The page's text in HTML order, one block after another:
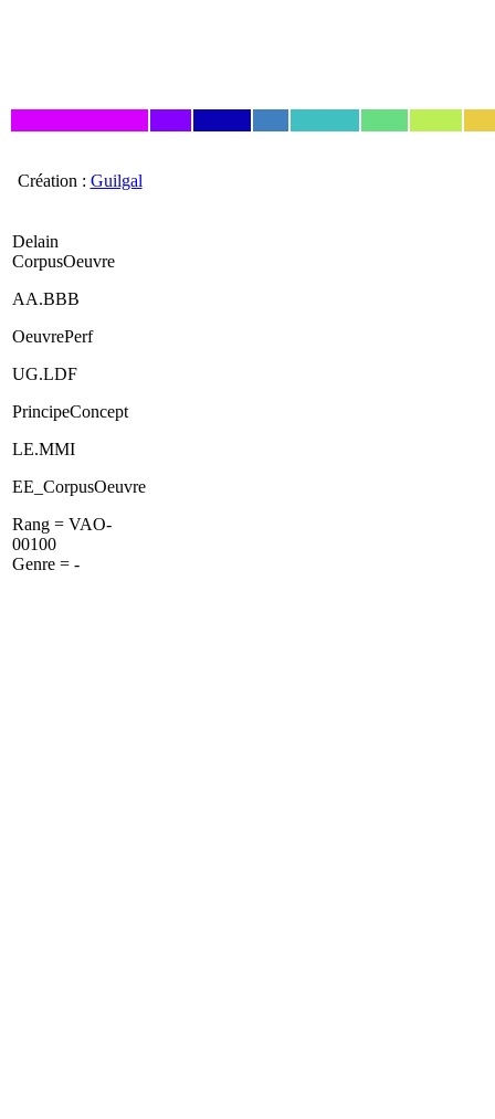
Création : Guilgal
Delain
CorpusOeuvre
AA.BBB
OeuvrePerf
UG.LDF
PrincipeConcept
LE.MMI
EE_CorpusOeuvre
Rang = VAO-
00100
Genre = -